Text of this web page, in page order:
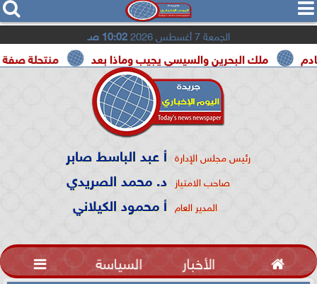
  
الجمعة 7 أغسطس 2026 10:02 صـ
منتحلة صفة صحفية ملك البحرين والسيسي يجيب وماذا بعد
رئيس مجلس الإدارة أ عبد الباسط صابر
صاحب الامتياز د. محمد الصريدي
المدير العام أ محمود الكيلاني
 الأخبار السياسة 